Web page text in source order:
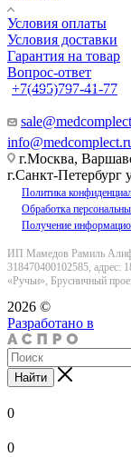
Условия оплаты
Условия доставки
Гарантия на товар
Вопрос-ответ
+7(495)797-41-77
г.Москва,
г.Санкт-Петербург
Политика
Обработка
Получение
ИП Мамедов Рамиль
318470400102585, адрес:
«Ручьи», Брусничный
2026 ©
Разработано в
Найти
0
0